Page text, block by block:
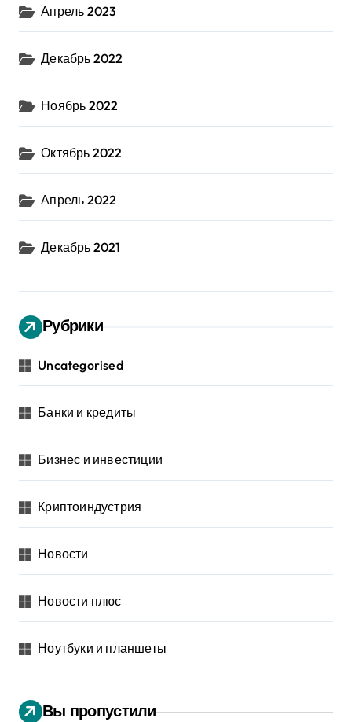
Апрель 2023
Декабрь 2022
Ноябрь 2022
Октябрь 2022
Апрель 2022
Декабрь 2021
Рубрики
Uncategorised
Банки и кредиты
Бизнес и инвестиции
Криптоиндустрия
Новости
Новости плюс
Ноутбуки и планшеты
Вы пропустили